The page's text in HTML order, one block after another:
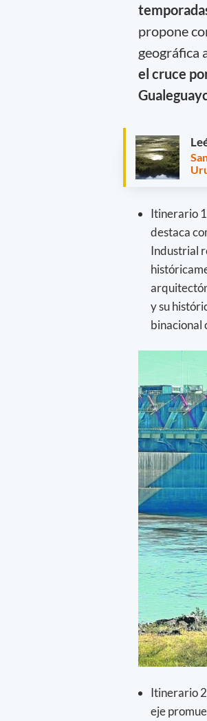
propone
geográfica
el cruce
Itinerario
destaca
Industrial
y su
binacional
Itinerario
eje